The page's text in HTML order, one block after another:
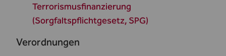
Terrorismusfinanzierung
(Sorgfaltspflichtgesetz, SPG)
Verordnungen